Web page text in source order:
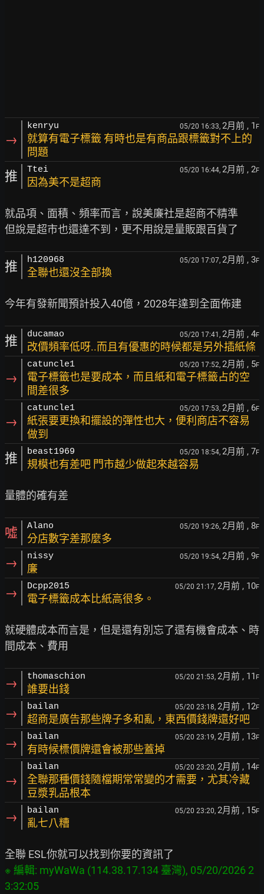
→
kenryu 05/20 16:33, 2月前 , 1 F
就算有電子標籤 有時也是有商品跟標籤對不上的
問題
推 Ttei 05/20 16:44, 2月前 , 2F
因為美不是超商
就品項、面積、頻率而言，說美廉社是超商不精準
推 h120968 05/20 17:07, 2月前 , 3F
全聯也還沒全部換
推 ducamao 05/20 17:41, 2月前 , 4F
改價頻率低呀..而且有優惠的時候都是另外插紙條
→
catuncle1 05/20 17:52, 2月前 , 5F
電子標籤也是要成本，而且紙和電子標籤占的空
間差很多
→
catuncle1 05/20 17:53, 2月前 , 6F
紙張要更換和擺設的彈性也大，便利商店不容易
做到
推 beast1969 05/20 18:54, 2月前 , 7F
規模也有差吧 門市越少做起來越容易
噓 Alano 05/20 19:26, 2月前 , 8F
分店數字差那麼多
→ nissy 05/20 19:54, 2月前 , 9F
廉
→ Dcpp2015 05/20 21:17, 2月前 , 10F
電子標籤成本比紙高很多。
就硬體成本而言是，但是還有別忘了還有機會成本、時
→ thomaschion 05/20 21:53, 2月前 , 11 F
誰要出錢
→ bailan 05/20 23:18, 2月前 , 12F
超商是廣告那些牌子多和亂，東西價錢牌還好吧
→ bailan 05/20 23:19, 2月前 , 13F
有時候標價牌還會被那些蓋掉
→
bailan 05/20 23:20, 2月前 , 14F
全聯那種價錢隨檔期常常變的才需要，尤其冷藏
豆漿乳品根本
→ bailan 05/20 23:20, 2月前 , 15F
亂七八糟
※ 編輯: myWaWa (114.38.17.134 臺灣), 05/20/2026 2